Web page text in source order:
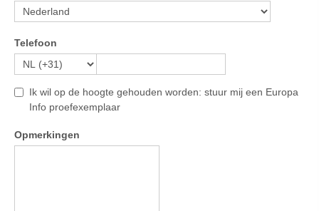
Telefoon
Ik wil op de hoogte gehouden worden: stuur mij een Europa
Info proefexemplaar
Opmerkingen